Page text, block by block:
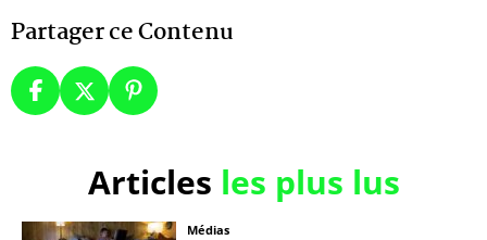
Partager ce Contenu
Articles les plus lus
Médias